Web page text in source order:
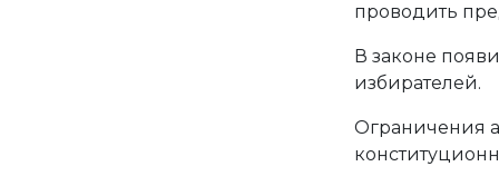
проводить
В законе
избирателей.
Ограничения